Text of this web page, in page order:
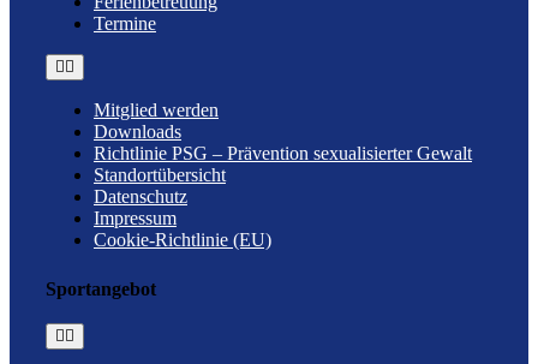
Termine
Toggle
Navigation
Mitglied werden
Downloads
Richtlinie PSG – Prävention sexualisierter Gewalt
Standortübersicht
Datenschutz
Impressum
Cookie-Richtlinie (EU)
Sportangebot
Toggle
Navigation